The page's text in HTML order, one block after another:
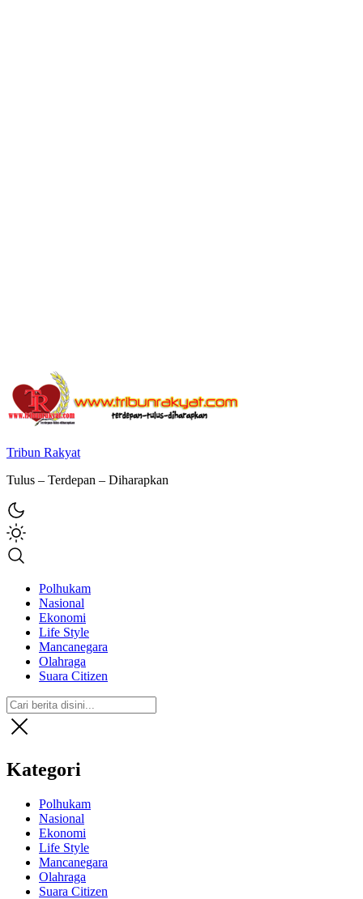
Tribun Rakyat
Tulus – Terdepan – Diharapkan
Polhukam
Nasional
Ekonomi
Life Style
Mancanegara
Olahraga
Suara Citizen
Kategori
Polhukam
Nasional
Ekonomi
Life Style
Mancanegara
Olahraga
Suara Citizen